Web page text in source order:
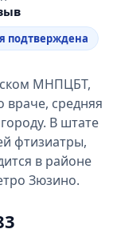
подтверждена
МНПЦБТ,
враче, средняя
В штате
фтизиатры,
в районе
Зюзино.